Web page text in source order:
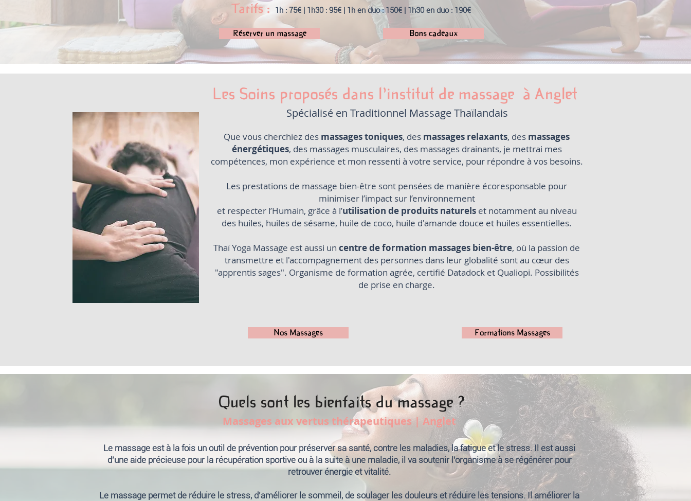
Tarifs : 1h : 75€ | 1h30 : 95€ | 1h en duo :150€ | 1h30 en duo : 190€
Réserver un massage Bons cadeaux
Les Soins proposés dans l'institut de massage à Anglet
Spécialisé en Traditionnel Massage Thaïlandais
Que vous cherchiez des massages toniques, des massages relaxants, des massages
énergétiques, des massages musculaires, des massages drainants, je mettrai mes
compétences, mon expérience et mon ressenti à votre service, pour répondre à vos besoins.
Les prestations de massage bien-être sont pensées de manière écoresponsable pour
minimiser l’impact sur l’environnement
et respecter l’Humain, grâce à l’utilisation de produits naturelset notamment au niveau
des huiles, huiles de sésame, huile de coco, huile d'amande douce et huiles essentielles.
Thaï Yoga Massage est aussi un centre de formation massages bien-être, où la passion de
transmettre et l'accompagnement des personnes dans leur globalité sont au cœur des
"apprentis sages". Organisme de formation agrée, certifié Datadock et Qualiopi. Possibilités
de prise en charge.
Nos Massages Formations Massages
Quels sont les bienfaits du massage ?
Massages aux vertus thérapeutiques | Anglet
Le massage est à la fois un outil de prévention pour préserver sa santé, contre les maladies, la fatigue et le stress. Il est aussi
d'une aide précieuse pour la récupérationsportive ou à la suite à une maladie, il va soutenir l'organisme à se régénérer pour
retrouver énergie et vitalité.
Le massage permet de réduire le stress, d'améliorer le sommeil, de soulager les douleurs et réduire les tensions. Il améliorer la